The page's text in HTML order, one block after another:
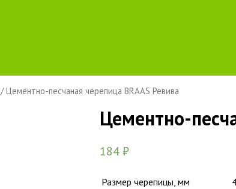
/ Цементно-песчаная черепица BRAAS Ревива
Цементно-
184₽
Размер черепицы, мм